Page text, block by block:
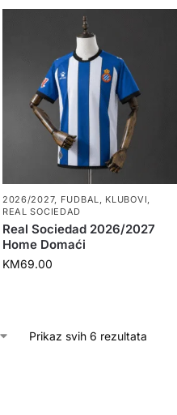
2026/2027, FUDBAL, KLUBOVI,
REAL SOCIEDAD
Real Sociedad 2026/2027
Home Domaći
KM69.00
Prikaz svih 6 rezultata